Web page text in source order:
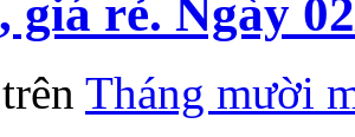
giá rẻ. Ngày
Tháng mười